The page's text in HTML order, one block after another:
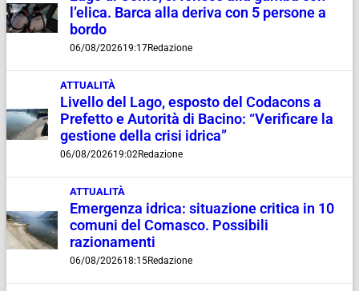
l’elica. Barca alla deriva con 5 persone a
bordo
06/08/202619:17Redazione
ATTUALITÀ
Livello del Lago, esposto del Codacons a
Prefetto e Autorità di Bacino: “Verificare la
gestione della crisi idrica”
06/08/202619:02Redazione
ATTUALITÀ
Emergenza idrica: situazione critica in 10
comuni del Comasco. Possibili
razionamenti
06/08/202618:15Redazione